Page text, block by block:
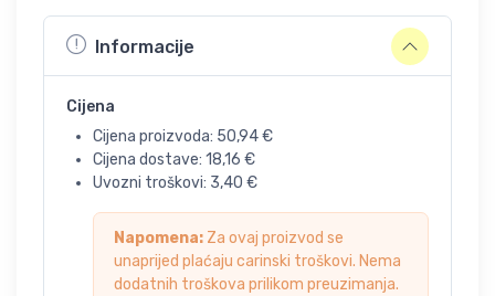
Informacije
Cijena
Cijena proizvoda: 50,94€
Cijena dostave: 18,16 €
Uvozni troškovi: 3,40 €
Napomena: Za ovaj proizvod se
unaprijed plaćaju carinski troškovi. Nema
dodatnih troškova prilikom preuzimanja.